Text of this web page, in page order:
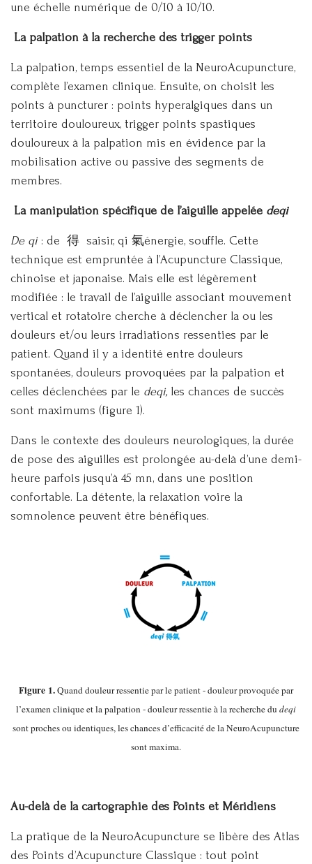
une échelle numérique de 0/10 à 10/10.
La palpation à la recherche des trigger points
La palpation, temps essentiel de la NeuroAcupuncture,
complète l’examen clinique. Ensuite, on choisit les
points à puncturer : points hyperalgiques dans un
territoire douloureux, trigger points spastiques
douloureux à la palpation mis en évidence par la
mobilisation active ou passive des segments de
membres.
La manipulation spécifique de l’aiguille appelée deqi
De qi: de 得 saisir, qi 氣énergie, souffle. Cette
technique est empruntée à l’Acupuncture Classique,
chinoise et japonaise. Mais elle est légèrement
modifiée : le travail de l’aiguille associant mouvement
vertical et rotatoire cherche à déclencher la ou les
douleurs et/ou leurs irradiations ressenties par le
patient. Quand il y a identité entre douleurs
spontanées, douleurs provoquées par la palpation et
celles déclenchées par le deqi, les chances de succès
sont maximums (figure 1).
Dans le contexte des douleurs neurologiques, la durée
de pose des aiguilles est prolongée au-delà d’une demi-
heure parfois jusqu’à 45 mn, dans une position
confortable. La détente, la relaxation voire la
somnolence peuvent être bénéfiques.
Figure 1.Quand douleur ressentie par le patient - douleur provoquée par
l’examen clinique et la palpation - douleur ressentie à la recherche du deqi
sont proches ou identiques, les chances d’efficacité de la NeuroAcupuncture
sont maxima.
Au-delà de la cartographie des Points et Méridiens
La pratique de la NeuroAcupuncture se libère des Atlas
des Points d’Acupuncture Classique : tout point